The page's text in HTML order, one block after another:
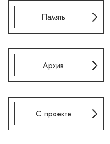
Память
Архив
О проекте